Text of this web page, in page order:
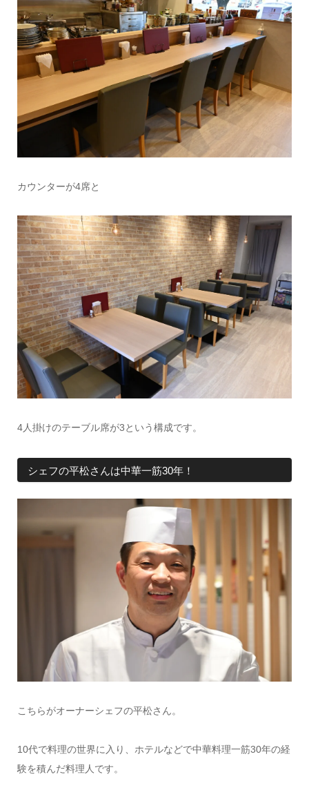
カウンターが4席と
4人掛けのテーブル席が3という構成です。
シェフの平松さんは中華一筋30年！
こちらがオーナーシェフの平松さん。
10代で料理の世界に入り、ホテルなどで中華料理一筋30年の経
験を積んだ料理人です。